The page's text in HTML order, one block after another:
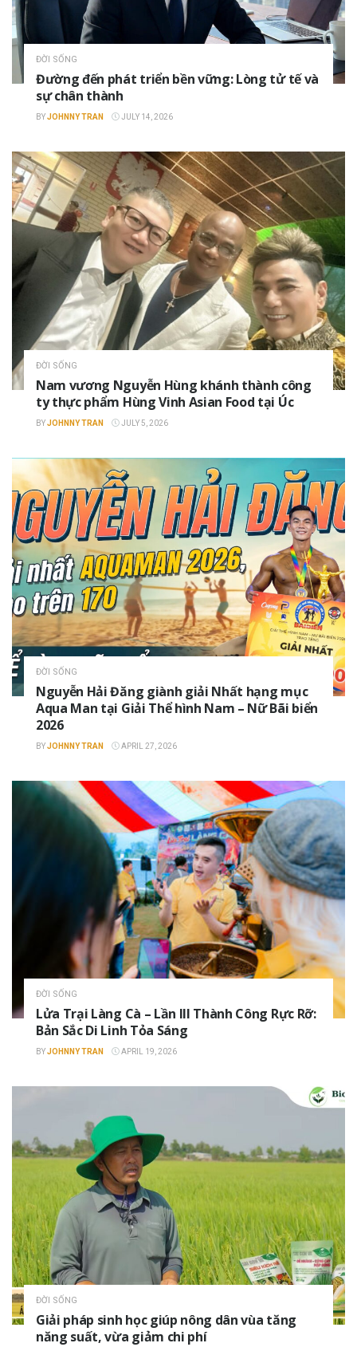
ĐỜI SỐNG
Đường đến phát triển bền vững: Lòng tử tế và
sự chân thành
BYJOHNNY TRAN JULY 14, 2026
ĐỜI SỐNG
Nam vương Nguyễn Hùng khánh thành công
ty thực phẩm Hùng Vinh Asian Food tại Úc
BYJOHNNY TRAN JULY 5, 2026
ĐỜI SỐNG
Nguyễn Hải Đăng giành giải Nhất hạng mục
Aqua Man tại Giải Thể hình Nam – Nữ Bãi biển
2026
BYJOHNNY TRAN APRIL 27, 2026
ĐỜI SỐNG
Lửa Trại Làng Cà – Lần III Thành Công Rực Rỡ:
Bản Sắc Di Linh Tỏa Sáng
BYJOHNNY TRAN APRIL 19, 2026
ĐỜI SỐNG
Giải pháp sinh học giúp nông dân vùa tăng
năng suất, vừa giảm chi phí